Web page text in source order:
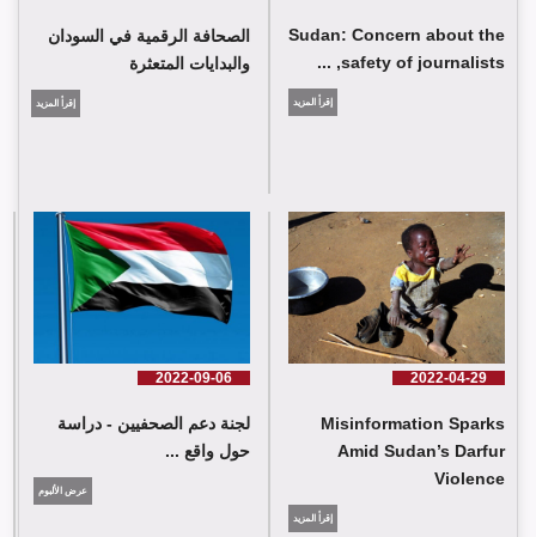
Sudan: Concern about the
safety of journalists, ...
إقرأ المزيد
الصحافة الرقمية في السودان
والبدايات المتعثرة
إقرأ المزيد
2022-04-29
Misinformation Sparks
Amid Sudan’s Darfur
Violence
إقرأ المزيد
2022-09-06
لجنة دعم الصحفيين - دراسة
حول واقع ...
عرض الألبوم